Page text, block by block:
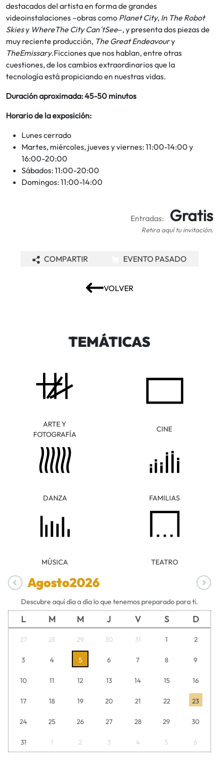
destacados del artista en forma de grandes
videoinstalaciones –obras como Planet City, In The Robot
Skiesy WhereThe City Can´tSee–, y presenta dos piezas de
muy reciente producción, The Great Endeavoury
TheEmissary.Ficciones que nos hablan, entre otras
cuestiones, de los cambios extraordinarios que la
tecnología está propiciando en nuestras vidas.
Duración aproximada: 45-50 minutos
Horario de la exposición:
Lunes cerrado
Martes, miércoles, jueves y viernes: 11:00-14:00 y
16:00-20:00
Sábados: 11:00-20:00
Domingos: 11:00-14:00
Entradas: Gratis
Retira aquí tu invitación.
VOLVER
COMPARTIR EVENTO PASADO
TEMÁTICAS
ARTE Y
FOTOGRAFÍA
CINE
DANZA FAMILIAS
MÚSICA TEATRO
Agosto2026
Descubre aquí día a día lo que tenemos preparado para ti.
L M M J V S D
27 28 29 30 31 1 2
3 4 5 6 7 8 9
10 11 12 13 14 15 16
17 18 19 20 21 22 23
24 25 26 27 28 29 30
31 1 2 3 4 5 6